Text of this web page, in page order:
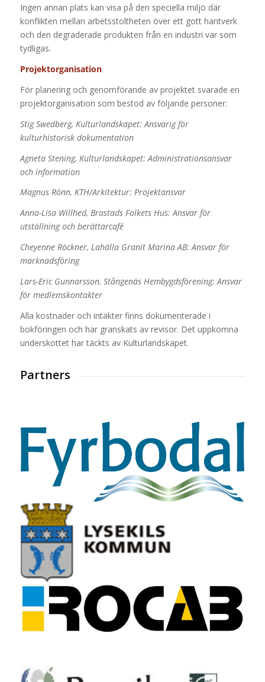
Ingen annan plats kan visa på den speciella miljö där
konflikten mellan arbetsstoltheten över ett gott hantverk
och den degraderade produkten från en industri var som
tydligas.
Projektorganisation
För planering och genomförande av projektet svarade en
projektorganisation som bestod av följande personer:
Stig Swedberg, Kulturlandskapet: Ansvarig för
kulturhistorisk dokumentation
Agneta Stening, Kulturlandskapet: Administrationsansvar
och information
Magnus Rönn, KTH/Arkitektur: Projektansvar
Anna-Lisa Willhed, Brastads Folkets Hus: Ansvar för
utställning och berättarcafé
Cheyenne Röckner, Lahälla Granit Marina AB: Ansvar för
marknadsföring
Lars-Eric Gunnarsson, Stångenäs Hembygdsförening: Ansvar
för medlemskontakter
Alla kostnader och intäkter finns dokumenterade i
bokföringen och har granskats av revisor. Det uppkomna
underskottet har täckts av Kulturlandskapet.
Partners